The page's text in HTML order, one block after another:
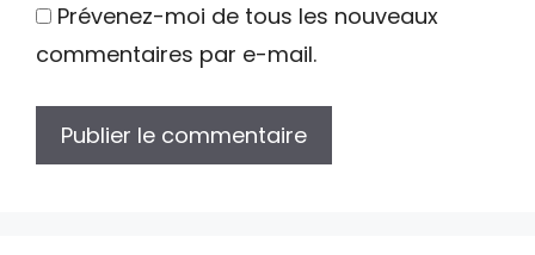
Prévenez-moi de tous les nouveaux
commentaires par e-mail.